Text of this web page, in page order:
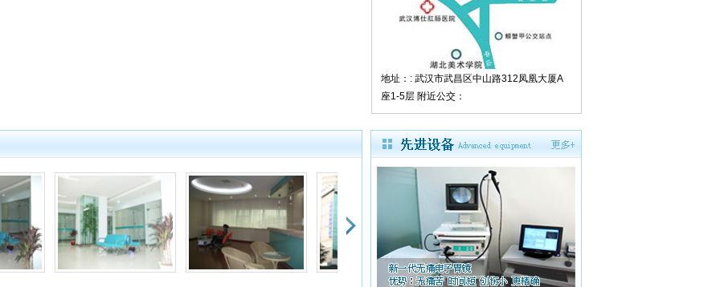
，原来是糜烂性胃炎，幸亏及时来看医生了。
者：高强 患者印象：电话预约很方便
电话预约的，第二天早上去时在前台报了名字和预约号，就直接带我到医生诊室
病真的很方便，我觉得是很多医院要学习的地方。
地址：: 武汉市武昌区中山路312凤凰大厦A
座1-5层 附近公交：